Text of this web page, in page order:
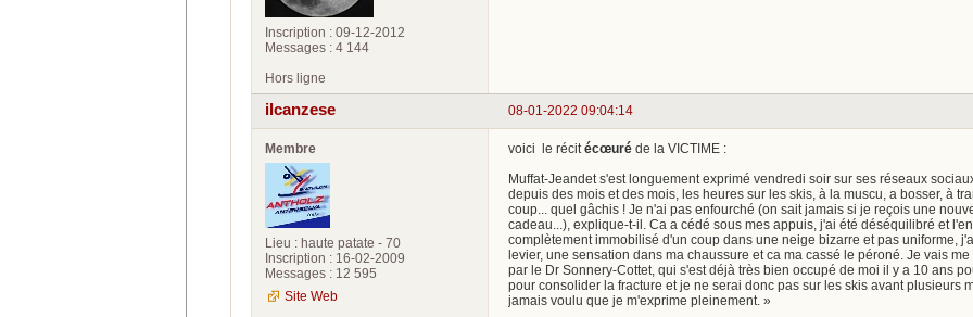
Inscription : 09-12-2012
Messages : 4 144
Hors ligne
08-01-2022 09:04:14
ilcanzese
Membre
Lieu : haute patate - 70
Inscription : 16-02-2009
Messages : 12 595
Site Web
voici le récit écœuré de la VICTIME :
Muffat-Jeandet s'est longuement exprimé vendredi soir sur ses réseaux
depuis des mois et des mois, les heures sur les skis, à la muscu, a bosser, à
coup... quel gâchis ! Je n'ai pas enfourché (on sait jamais si je reçois une
cadeau...), explique-t-il. Ca a cédé sous mes appuis, j'ai été déséquilibré et
complètement immobilisé d'un coup dans une neige bizarre et pas uniforme,
levier, une sensation dans ma chaussure et ca ma cassé le péroné. Je vais
par le Dr Sonnery-Cottet, qui s'est déjà très bien occupé de moi il y a 10 ans
pour consolider la fracture et je ne serai donc pas sur les skis avant plusieurs
jamais voulu que je m'exprime pleinement. »